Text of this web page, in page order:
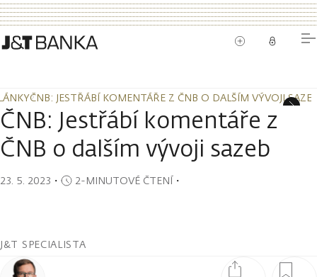
ČNB: JESTŘÁBÍ KOMENTÁŘE Z ČNB O DALŠÍM VÝVOJI
ČNB: JESTŘÁBÍ KOMENTÁŘE Z ČNB O DALŠÍM VÝVOJI
ČNB: Jestřábí komentáře z
ČNB o dalším vývoji sazeb
23. 5. 2023 ・ 2-MINUTOVÉ ČTENÍ・
J&T SPECIALISTA